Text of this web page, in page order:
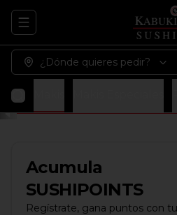
Abrir menu de navegación
¿Dónde quieres pedir?
Acumula
SUSHIPOINTS
Regístrate, gana puntos con